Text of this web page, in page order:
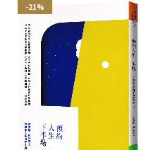
-21%